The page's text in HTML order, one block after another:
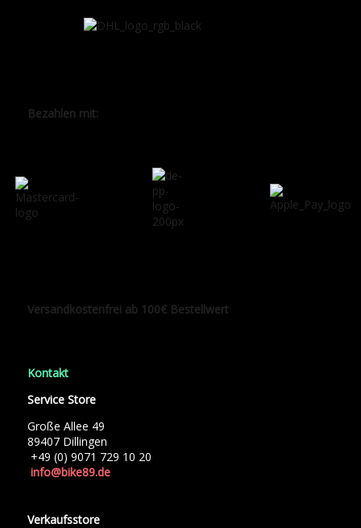
Bezahlen mit:
Versandkostenfrei ab 100€ Bestellwert
Kontakt
Service Store
Große Allee 49
89407 Dillingen
+49 (0) 9071 729 10 20
info@bike89.de
Verkaufsstore